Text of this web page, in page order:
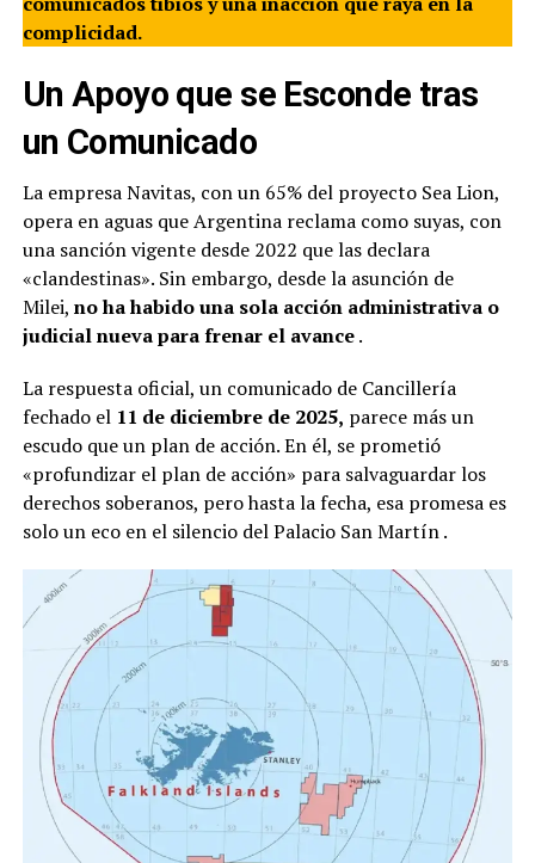
complicidad.
Un Apoyo que se Esconde tras
un Comunicado
La empresa Navitas, con un 65% del proyecto Sea Lion,
opera en aguas que Argentina reclama como suyas, con
una sanción vigente desde 2022 que las declara
«clandestinas». Sin embargo, desde la asunción de
Milei, no ha habido una sola acción administrativa o
judicial nueva para frenar el avance.
La respuesta oficial, un comunicado de Cancillería
fechado el 11 de diciembre de 2025, parece más un
escudo que un plan de acción. En él, se prometió
«profundizar el plan de acción» para salvaguardar los
derechos soberanos, pero hasta la fecha, esa promesa es
solo un eco en el silencio del Palacio San Martín.